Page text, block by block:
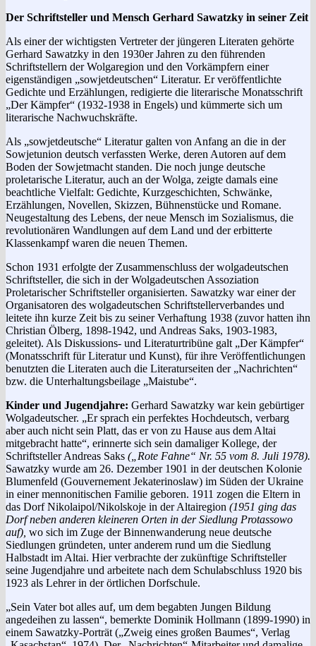
Der Schriftsteller und Mensch Gerhard Sawatzky in seiner Zeit
Als einer der wichtigsten Vertreter der jüngeren Literaten gehörte
Gerhard Sawatzky in den 1930er Jahren zu den führenden
Schriftstellern der Wolgaregion und den Vorkämpfern einer
eigenständigen „sowjetdeutschen“ Literatur. Er veröffentlichte
Gedichte und Erzählungen, redigierte die literarische Monatsschrift
„Der Kämpfer“ (1932-1938 in Engels) und kümmerte sich um
literarische Nachwuchskräfte.
Als „sowjetdeutsche“ Literatur galten von Anfang an die in der
Sowjetunion deutsch verfassten Werke, deren Autoren auf dem
Boden der Sowjetmacht standen. Die noch junge deutsche
proletarische Literatur, auch an der Wolga, zeigte damals eine
beachtliche Vielfalt: Gedichte, Kurzgeschichten, Schwänke,
Erzählungen, Novellen, Skizzen, Bühnenstücke und Romane.
Neugestaltung des Lebens, der neue Mensch im Sozialismus, die
revolutionären Wandlungen auf dem Land und der erbitterte
Klassenkampf waren die neuen Themen.
Schon 1931 erfolgte der Zusammenschluss der wolgadeutschen
Schriftsteller, die sich in der Wolgadeutschen Assoziation
Proletarischer Schriftsteller organisierten. Sawatzky war einer der
Organisatoren des wolgadeutschen Schriftstellerverbandes und
leitete ihn kurze Zeit bis zu seiner Verhaftung 1938 (zuvor hatten ihn
Christian Ölberg, 1898-1942, und Andreas Saks, 1903-1983,
geleitet). Als Diskussions- und Literaturtribüne galt „Der Kämpfer“
(Monatsschrift für Literatur und Kunst), für ihre Veröffentlichungen
benutzten die Literaten auch die Literaturseiten der „Nachrichten“
bzw. die Unterhaltungsbeilage „Maistube“.
Kinder und Jugendjahre: Gerhard Sawatzky war kein gebürtiger
Wolgadeutscher. „Er sprach ein perfektes Hochdeutsch, verbarg
aber auch nicht sein Platt, das er von zu Hause aus dem Altai
mitgebracht hatte“, erinnerte sich sein damaliger Kollege, der
Schriftsteller Andreas Saks („Rote Fahne“ Nr. 55 vom 8. Juli 1978).
Sawatzky wurde am 26. Dezember 1901 in der deutschen Kolonie
Blumenfeld (Gouvernement Jekaterinoslaw) im Süden der Ukraine
in einer mennonitischen Familie geboren. 1911 zogen die Eltern in
das Dorf Nikolaipol/Nikolskoje in der Altairegion (1951 ging das
Dorf neben anderen kleineren Orten in der Siedlung Protassowo
auf), wo sich im Zuge der Binnenwanderung neue deutsche
Siedlungen gründeten, unter anderem rund um die Siedlung
Halbstadt im Altai. Hier verbrachte der zukünftige Schriftsteller
seine Jugendjahre und arbeitete nach dem Schulabschluss 1920 bis
1923 als Lehrer in der örtlichen Dorfschule.
„Sein Vater bot alles auf, um dem begabten Jungen Bildung
angedeihen zu lassen“, bemerkte Dominik Hollmann (1899-1990) in
einem Sawatzky-Porträt („Zweig eines großen Baumes“, Verlag